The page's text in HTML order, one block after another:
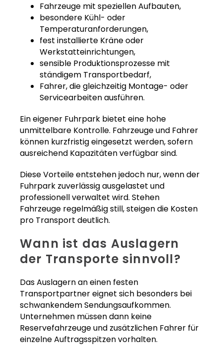
Fahrzeuge mit speziellen Aufbauten,
besondere Kühl- oder
Temperaturanforderungen,
fest installierte Kräne oder
Werkstatteinrichtungen,
sensible Produktionsprozesse mit
ständigem Transportbedarf,
Fahrer, die gleichzeitig Montage- oder
Servicearbeiten ausführen.
Ein eigener Fuhrpark bietet eine hohe
unmittelbare Kontrolle. Fahrzeuge und Fahrer
können kurzfristig eingesetzt werden, sofern
ausreichend Kapazitäten verfügbar sind.
Diese Vorteile entstehen jedoch nur, wenn der
Fuhrpark zuverlässig ausgelastet und
professionell verwaltet wird. Stehen
Fahrzeuge regelmäßig still, steigen die Kosten
pro Transport deutlich.
Wann ist das Auslagern
der Transporte sinnvoll?
Das Auslagern an einen festen
Transportpartner eignet sich besonders bei
schwankendem Sendungsaufkommen.
Unternehmen müssen dann keine
Reservefahrzeuge und zusätzlichen Fahrer für
einzelne Auftragsspitzen vorhalten.